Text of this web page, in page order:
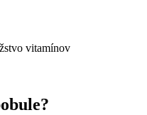
vitamínov